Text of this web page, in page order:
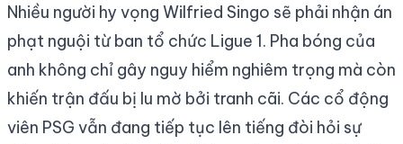
Nhiều người hy vọng Wilfried Singo sẽ phải nhận án
phạt nguội từ ban tổ chức Ligue 1. Pha bóng của
anh không chỉ gây nguy hiểm nghiêm trọng mà còn
khiến trận đấu bị lu mờ bởi tranh cãi. Các cổ động
viên PSG vẫn đang tiếp tục lên tiếng đòi hỏi sự